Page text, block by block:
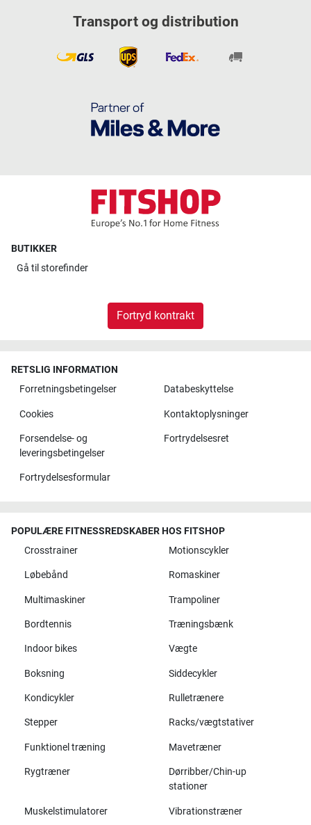
Transport og distribution
BUTIKKER
Gå til storefinder
Fortryd kontrakt
RETSLIG INFORMATION
Forretningsbetingelser
Databeskyttelse
Cookies Kontaktoplysninger
Forsendelse- og
leveringsbetingelser
Fortrydelsesret
Fortrydelsesformular
POPULÆRE FITNESSREDSKABER HOS FITSHOP
Crosstrainer
Motionscykler
Løbebånd Romaskiner
Multimaskiner Trampoliner
Bordtennis Træningsbænk
Indoor bikes Vægte
Boksning Siddecykler
Kondicykler Rulletrænere
Stepper Racks/vægtstativer
Funktionel træning Mavetræner
Rygtræner
Dørribber/Chin-up
stationer
Muskelstimulatorer Vibrationstræner